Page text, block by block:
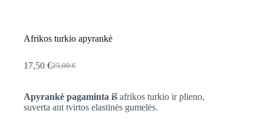
Afrikos turkio apyrankė
25,00€
Original
was:
25,00 €.
17,50 €Current
is:
17,50 €.
Apyrankė pagaminta iš afrikos turkio ir plieno,
suverta ant tvirtos elastinės gumelės.